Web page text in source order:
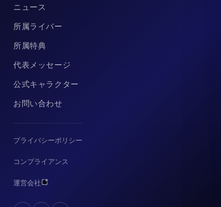
ニュース
所属ライバー
所属特典
代表メッセージ
公式キャラクター
お問い合わせ
プライバシーポリシー
コンプライアンス
運営会社